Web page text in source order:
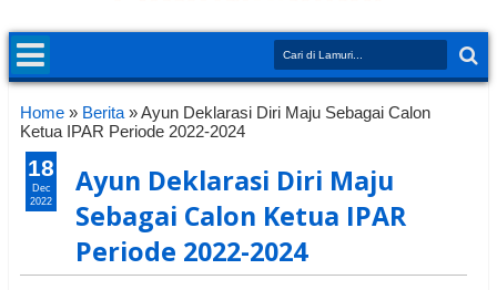
Home » Berita »Ayun Deklarasi Diri Maju Sebagai Calon
Ketua IPAR Periode 2022-2024
Ayun Deklarasi Diri Maju
Sebagai Calon Ketua IPAR
Periode 2022-2024
18
Dec
2022